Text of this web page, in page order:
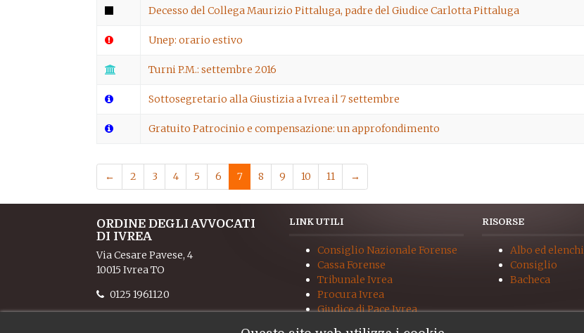
Decesso del Collega Maurizio Pittaluga, padre del Giudice Carlotta Pittaluga
Unep: orario estivo
Turni P.M.: settembre 2016
Sottosegretario alla Giustizia a Ivrea il 7 settembre
Gratuito Patrocinio e compensazione: un approfondimento
← 2 3 4 5 6 7 8 9 10 11 →
ORDINE DEGLI AVVOCATI
DI IVREA
Via Cesare Pavese, 4
10015 Ivrea TO
0125 1961120
LINK UTILI
Consiglio Nazionale Forense
Cassa Forense
Tribunale Ivrea
Procura Ivrea
Giudice di Pace Ivrea
RISORSE
Albo ed elenchi
Consiglio
Bacheca